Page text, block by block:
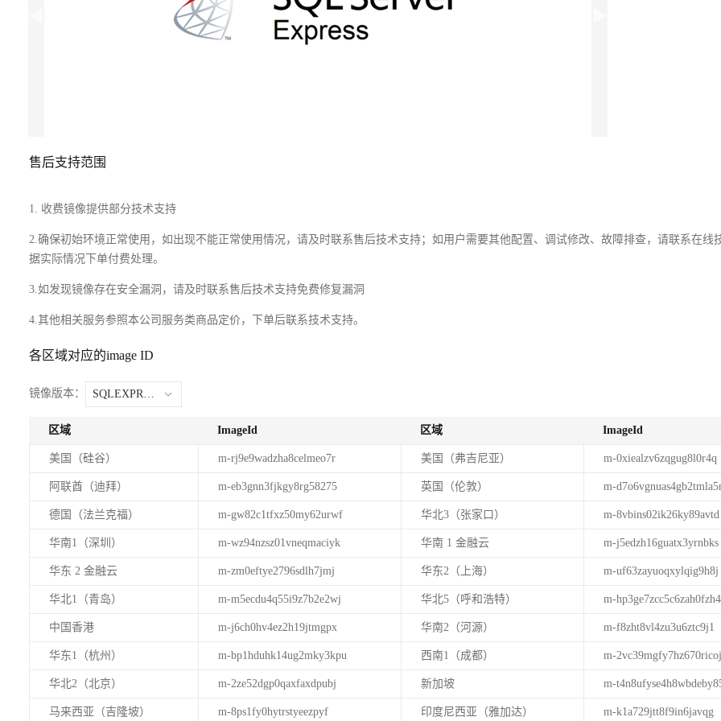
售后支持范围
1. 收费镜像提供部分技术支持
2.确保初始环境正常使用，如出现不能正常使用情况，请及时联系售后技术支持；如用户需要其他配置、调试修改、故障排查，请联系在线
据实际情况下单付费处理。
3.如发现镜像存在安全漏洞，请及时联系售后技术支持免费修复漏洞
4.其他相关服务参照本公司服务类商品定价，下单后联系技术支持。
各区域对应的image ID
镜像版本： SQLEXPRESS_ADV2014
区域 ImageId 区域 ImageId
美国（硅谷） m-rj9e9wadzha8celmeo7r 美国（弗吉尼亚） m-0xiealzv6zqgug8l0r4q
阿联酋（迪拜） m-eb3gnn3fjkgy8rg58275 英国（伦敦） m-
德国（法兰克福） m-gw82c1tfxz50my62urwf 华北3（张家口） m-8vbins02ik26ky89avtd
华南1（深圳） m-wz94nzsz01vneqmaciyk 华南 1 金融云 m-j5edzh16guatx3yrnbks
华东 2 金融云 m-zm0eftye2796sdlh7jmj 华东2（上海） m-uf63zayuoqxylqig9h8j
华北1（青岛） m-m5ecdu4q55i9z7b2e2wj 华北5（呼和浩特） m-hp3ge7zcc5c6zah0fzh4
中国香港 m-j6ch0hv4ez2h19jtmgpx 华南2（河源） m-f8zht8vl4zu3u6ztc9j1
华东1（杭州） m-bp1hduhk14ug2mky3kpu 西南1（成都） m-2vc39mgfy7hz670ricoj
华北2（北京） m-2ze52dgp0qaxfaxdpubj 新加坡 m-
马来西亚（吉隆坡） m-8ps1fy0hytrstyeezpyf 印度尼西亚（雅加达） m-k1a729jtt8f9in6javqg